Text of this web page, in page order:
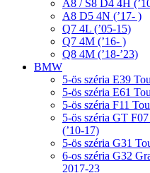
A8 / S8 D4 4H
A8 D5 4N (’17- )
Q7 4L (’05-15)
Q7 4M (’16- )
Q8 4M (’18-’23)
BMW
5-ös széria E39
5-ös széria E61
5-ös széria F11
5-ös széria GT
(’10-17)
5-ös széria G31
6-os széria G32
2017-23